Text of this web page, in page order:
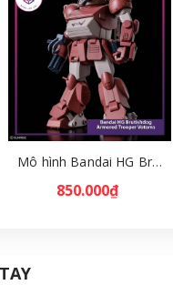
Mô hình Bandai HG Brutishdog - Armored Trooper Votoms [GDB] [BHG]
850.000₫